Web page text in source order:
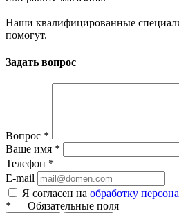
Наши квалифицированные
помогут.
Задать вопрос
Вопрос *
Ваше имя *
Телефон *
E-mail
Я согласен на обработку
* — Обязательные поля